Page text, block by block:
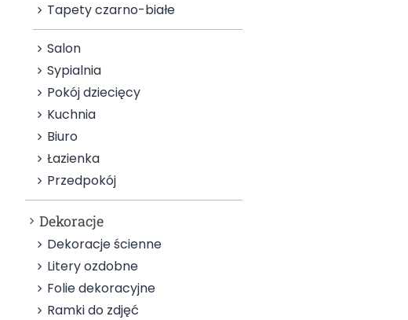
Tapety czarno-białe
Salon
Sypialnia
Pokój dziecięcy
Kuchnia
Biuro
Łazienka
Przedpokój
Dekoracje
Dekoracje ścienne
Litery ozdobne
Folie dekoracyjne
Ramki do zdjęć